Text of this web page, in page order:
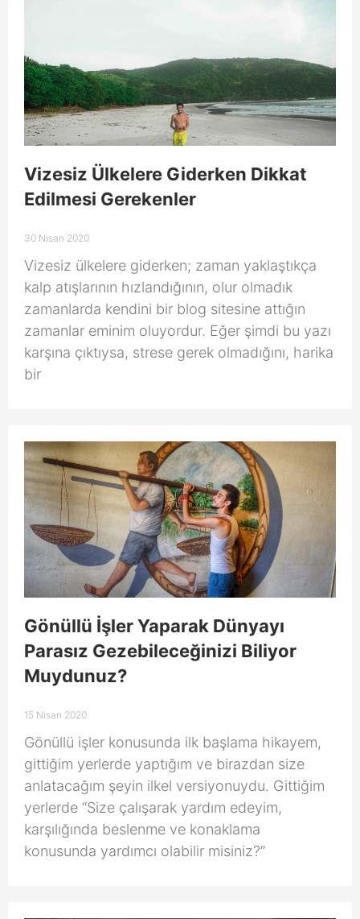
Vizesiz Ülkelere Giderken Dikkat
Edilmesi Gerekenler
30 Nisan 2020
Vizesiz ülkelere giderken; zaman yaklaştıkça
kalp atışlarının hızlandığının, olur olmadık
zamanlarda kendini bir blog sitesine attığın
zamanlar eminim oluyordur. Eğer şimdi bu yazı
karşına çıktıysa, strese gerek olmadığını, harika
bir
Gönüllü İşler Yaparak Dünyayı
Parasız Gezebileceğinizi Biliyor
Muydunuz?
15 Nisan 2020
Gönüllü işler konusunda ilk başlama hikayem,
gittiğim yerlerde yaptığım ve birazdan size
anlatacağım şeyin ilkel versiyonuydu. Gittiğim
yerlerde “Size çalışarak yardım edeyim,
karşılığında beslenme ve konaklama
konusunda yardımcı olabilir misiniz?”